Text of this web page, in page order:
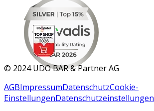
MAR 2026
© 2024 UDO BÄR & Partner AG
AGBImpressumDatenschutzCookie-
EinstellungenDatenschutzeinstellungen